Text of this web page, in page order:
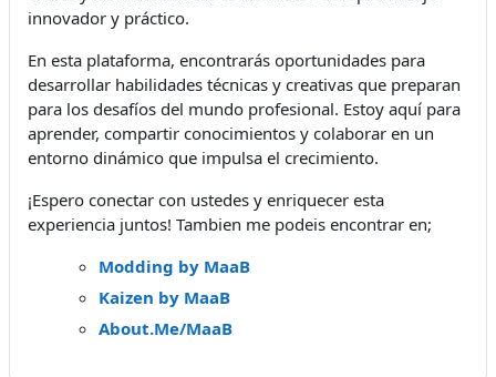
innovador y práctico.
En esta plataforma, encontrarás oportunidades para
desarrollar habilidades técnicas y creativas que preparan
para los desafíos del mundo profesional. Estoy aquí para
aprender, compartir conocimientos y colaborar en un
entorno dinámico que impulsa el crecimiento.
¡Espero conectar con ustedes y enriquecer esta
experiencia juntos! Tambien me podeis encontrar en;
Modding by MaaB
Kaizen by MaaB
About.Me/MaaB